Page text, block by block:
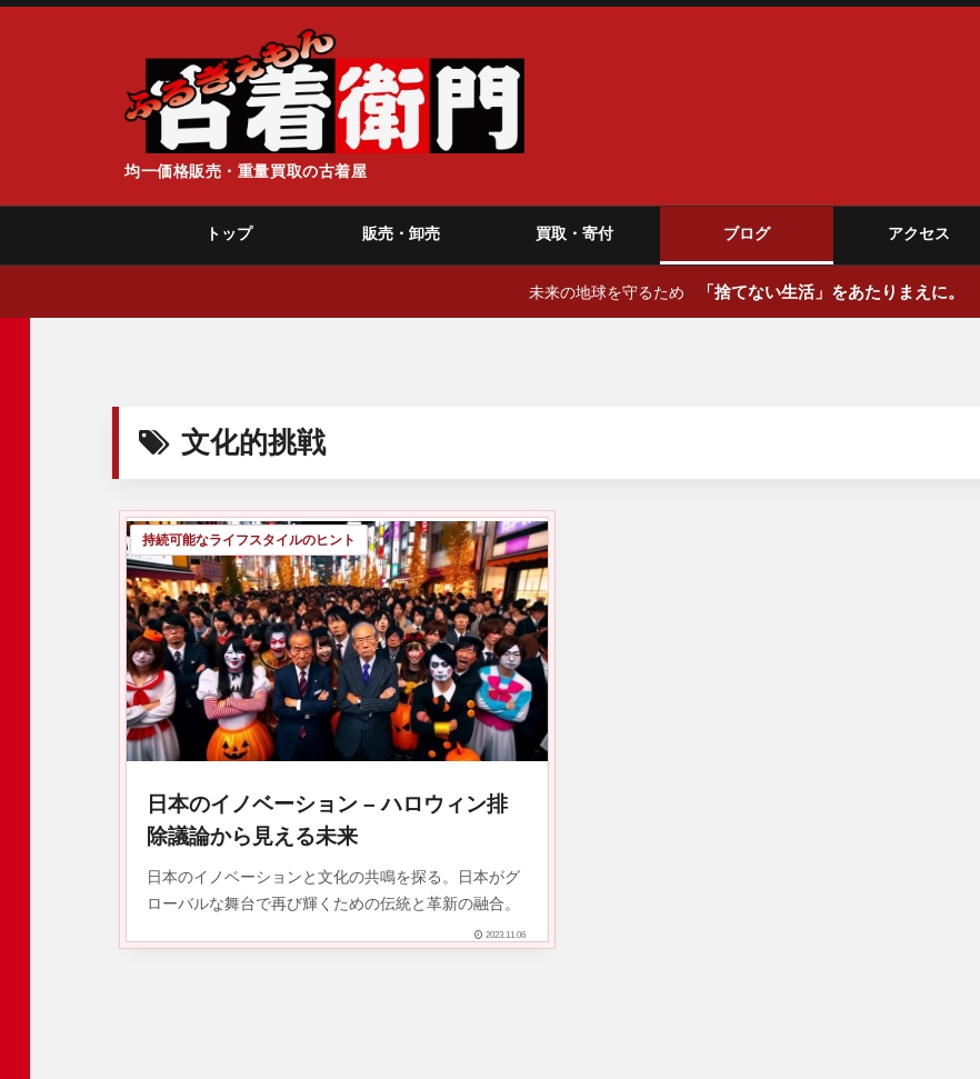
均一価格販売・重量買取の古着屋
トップ 販売・卸売 買取・寄付 ブログ アクセス
未来の地球を守るため 「捨てない生活」をあたりまえに。
文化的挑戦
持続可能なライフスタイルのヒント
日本のイノベーション – ハロウィン排
除議論から見える未来
日本のイノベーションと文化の共鳴を探る。日本がグ
ローバルな舞台で再び輝くための伝統と革新の融合。
2023.11.06